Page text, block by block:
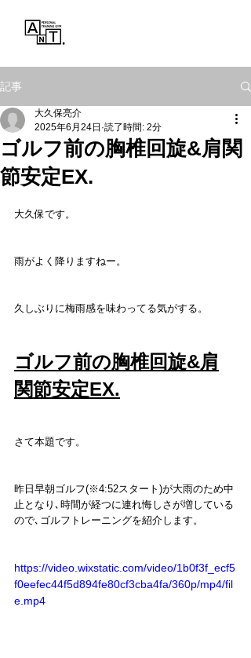
記事
ゴルフ前の胸椎回旋&肩関
節安定EX.
大久保亮介
2025年6月24日 読了時間: 2分
大久保です。
雨がよく降りますねー。
久しぶりに梅雨感を味わってる気がする。
ゴルフ前の胸椎回旋&肩
関節安定EX.
さて本題です。
昨日早朝ゴルフ(※4:52スタート)が大雨のため中
止となり､時間が経つに連れ悔しさが増している
ので､ゴルフトレーニングを紹介します。
https://video.wixstatic.com/video/1b0f3f_ecf5
f0eefec44f5d894fe80cf3cba4fa/360p/mp4/fil
e.mp4